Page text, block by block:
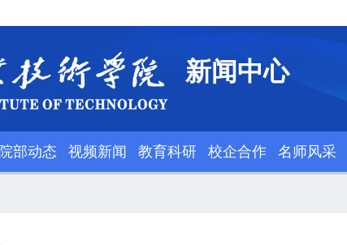
新闻中心
院部动态 视频新闻 教育科研 校企合作 名师风采